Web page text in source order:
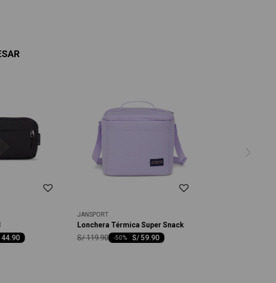
44.90
JANSPORT
Lonchera Térmica Super Snack
S/59.90
-50
S/119.90